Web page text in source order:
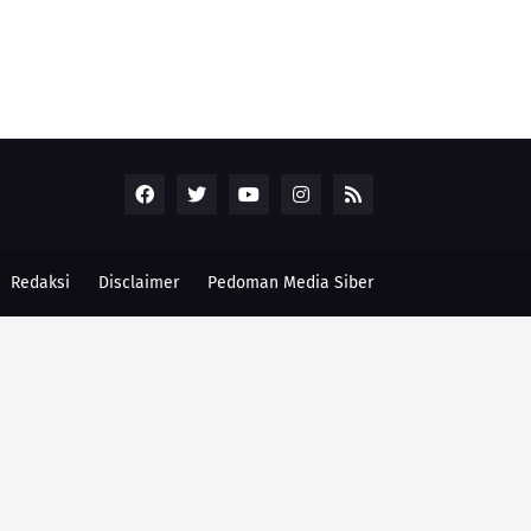
Redaksi Disclaimer Pedoman Media Siber